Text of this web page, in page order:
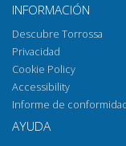
INFORMACIÓN
Descubre Torrossa
Privacidad
Cookie Policy
Accessibility
Informe de
AYUDA